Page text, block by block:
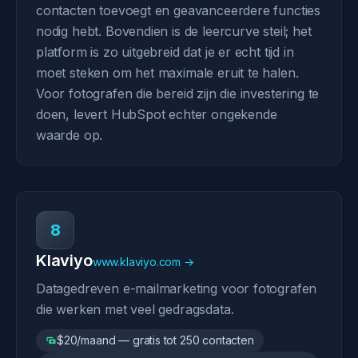
contacten toevoegt en geavanceerdere functies
nodig hebt. Bovendien is de leercurve steil; het
platform is zo uitgebreid dat je er echt tijd in
moet steken om het maximale eruit te halen.
Voor fotografen die bereid zijn die investering te
doen, levert HubSpot echter ongekende
waarde op.
8
Klaviyowww.klaviyo.com →
Datagedreven e-mailmarketing voor fotografen
die werken met veel gedragsdata.
$20/maand — gratis tot 250 contacten